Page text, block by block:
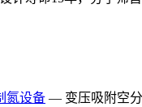
氮设备 — 变压吸附空